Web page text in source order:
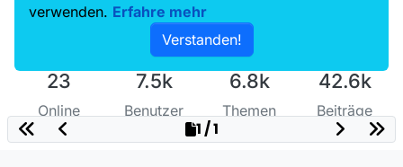
23
Online
7.5k
Benutzer
6.8k
Themen
42.6k
Beiträge
1 / 1
verwenden. Erfahre mehr
Verstanden!